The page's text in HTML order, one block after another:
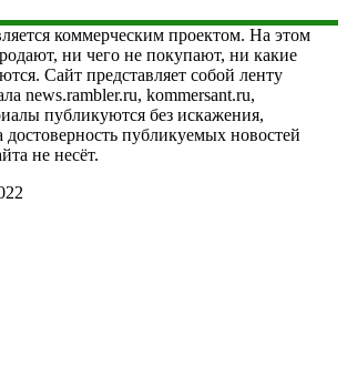
коммерческим проектом. На этом
ни чего не покупают, ни какие
Сайт представляет собой ленту
news.rambler.ru, kommersant.ru,
публикуются без искажения,
достоверность публикуемых новостей
не несёт.